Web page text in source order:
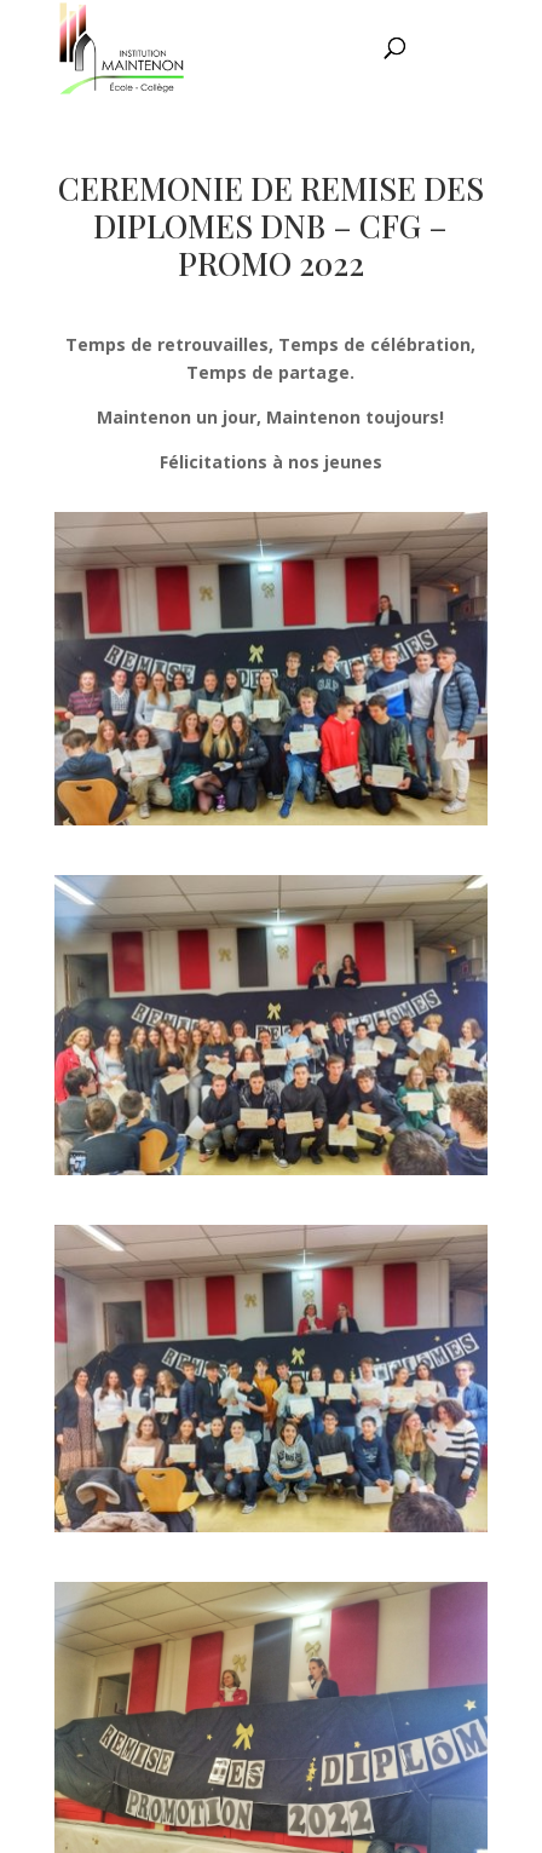
CEREMONIE DE REMISE DES
DIPLOMES DNB – CFG –
PROMO 2022
Temps de retrouvailles, Temps de célébration,
Temps de partage.
Maintenon un jour, Maintenon toujours!
Félicitations à nos jeunes